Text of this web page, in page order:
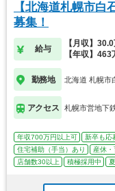
【北海道札幌市
募集！
給与
【月収】
【年収】
勤務地 北海道 札幌市
アクセス 札幌市営地下
年収700万円以上可 新卒も応
住宅補助（手当）あり
産休・
店舗数30以上
積極採用中